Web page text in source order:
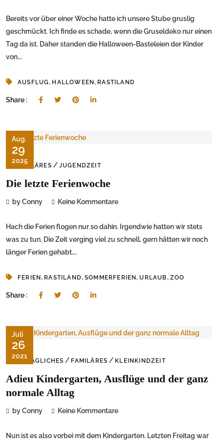
Bereits vor über einer Woche hatte ich unsere Stube gruslig
geschmückt. Ich finde es schade, wenn die Gruseldeko nur einen
Tag da ist. Daher standen die Halloween-Basteleien der Kinder
von...
AUSFLUG, HALLOWEEN, RASTILAND
Share :
Aug.
29
2025
FAMILÄRES / JUGENDZEIT
Die letzte Ferienwoche
by Conny Keine Kommentare
Hach die Ferien flogen nur so dahin. Irgendwie hatten wir stets
was zu tun. Die Zeit verging viel zu schnell, gern hätten wir noch
länger Ferien gehabt….
FERIEN, RASTILAND,SOMMERFERIEN,URLAUB, ZOO
Share :
Juli
26
2021
ALLTÄGLICHES / FAMILÄRES / KLEINKINDZEIT
Adieu Kindergarten, Ausflüge und der ganz
normale Alltag
by Conny Keine Kommentare
Nun ist es also vorbei mit dem Kindergarten. Letzten Freitag war